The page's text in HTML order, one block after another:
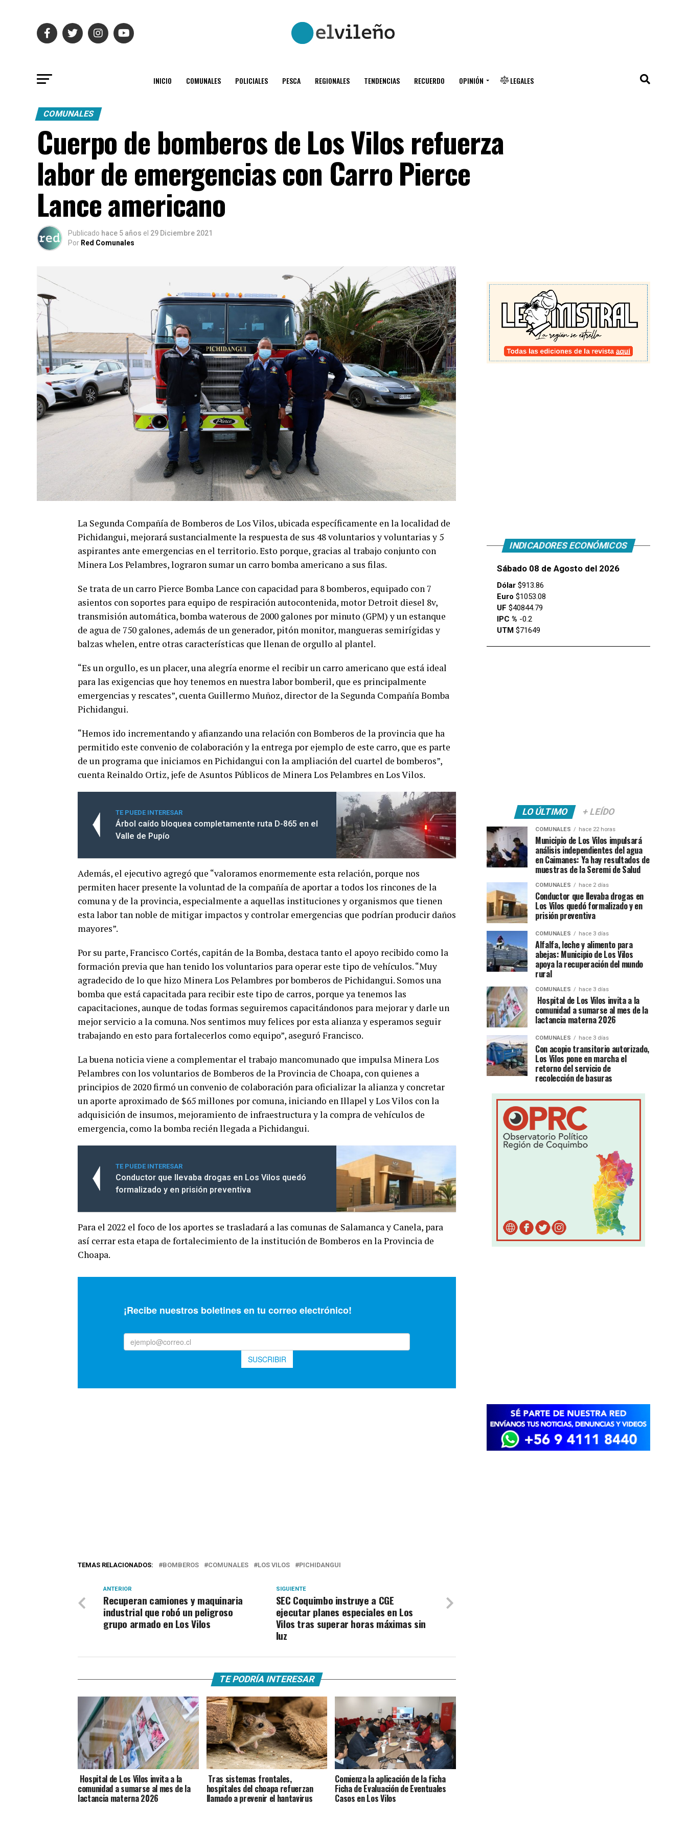
INICIO COMUNALES POLICIALES PESCA REGIONALES TENDENCIAS RECUERDO OPINIÓN LEGALES
COMUNALES
Cuerpo de bomberos de Los Vilos refuerza
labor de emergencias con Carro Pierce
Lance americano
Publicado hace 5 años el 29 Diciembre 2021
Por Red Comunales
La Segunda Compañía de Bomberos de Los Vilos, ubicada específicamente en la localidad de
Pichidangui, mejorará sustancialmente la respuesta de sus 48 voluntarios y voluntarias y 5
aspirantes ante emergencias en el territorio. Esto porque, gracias al trabajo conjunto con
Minera Los Pelambres, lograron sumar un carro bomba americano a sus filas.
Se trata de un carro Pierce Bomba Lance con capacidad para 8 bomberos, equipado con 7
asientos con soportes para equipo de respiración autocontenida, motor Detroit diesel 8v,
transmisión automática, bomba waterous de 2000 galones por minuto (GPM) y un estanque
de agua de 750 galones, además de un generador, pitón monitor, mangueras semirígidas y
balzas whelen, entre otras características que llenan de orgullo al plantel.
“Es un orgullo, es un placer, una alegría enorme el recibir un carro americano que está ideal
para las exigencias que hoy tenemos en nuestra labor bomberil, que es principalmente
emergencias y rescates”, cuenta Guillermo Muñoz, director de la Segunda Compañía Bomba
Pichidangui.
“Hemos ido incrementando y afianzando una relación con Bomberos de la provincia que ha
permitido este convenio de colaboración y la entrega por ejemplo de este carro, que es parte
de un programa que iniciamos en Pichidangui con la ampliación del cuartel de bomberos”,
cuenta Reinaldo Ortiz, jefe de Asuntos Públicos de Minera Los Pelambres en Los Vilos.
TE PUEDE INTERESAR
Árbol caído bloquea completamente ruta D-865 en el
Valle de Pupío
Además, el ejecutivo agregó que “valoramos enormemente esta relación, porque nos
permiten hacer presente la voluntad de la compañía de aportar a todos los rincones de la
comuna y de la provincia, especialmente a aquellas instituciones y organismos que tienen
esta labor tan noble de mitigar impactos y controlar emergencias que podrían producir daños
mayores”.
Por su parte, Francisco Cortés, capitán de la Bomba, destaca tanto el apoyo recibido como la
formación previa que han tenido los voluntarios para operar este tipo de vehículos. “Muy
agradecido de lo que hizo Minera Los Pelambres por bomberos de Pichidangui. Somos una
bomba que está capacitada para recibir este tipo de carros, porque ya tenemos las
capacitaciones, aunque de todas formas seguiremos capacitándonos para mejorar y darle un
mejor servicio a la comuna. Nos sentimos muy felices por esta alianza y esperamos seguir
trabajando en esto para fortalecerlos como equipo”, aseguró Francisco.
La buena noticia viene a complementar el trabajo mancomunado que impulsa Minera Los
Pelambres con los voluntarios de Bomberos de la Provincia de Choapa, con quienes a
principios de 2020 firmó un convenio de colaboración para oficializar la alianza y concretar
un aporte aproximado de $65 millones por comuna, iniciando en Illapel y Los Vilos con la
adquisición de insumos, mejoramiento de infraestructura y la compra de vehículos de
emergencia, como la bomba recién llegada a Pichidangui.
TE PUEDE INTERESAR
Conductor que llevaba drogas en Los Vilos quedó
formalizado y en prisión preventiva
Para el 2022 el foco de los aportes se trasladará a las comunas de Salamanca y Canela, para
así cerrar esta etapa de fortalecimiento de la institución de Bomberos en la Provincia de
Choapa.
TEMAS RELACIONADOS: BOMBEROS COMUNALES LOS VILOS PICHIDANGUI
SIGUIENTE
SEC Coquimbo instruye a CGE
ejecutar planes especiales en Los
Vilos tras superar horas máximas sin
luz
ANTERIOR
Recuperan camiones y maquinaria
industrial que robó un peligroso
grupo armado en Los Vilos
TE PODRÍA INTERESAR
Hospital de Los Vilos invita a la
comunidad a sumarse al mes de la
lactancia materna 2026
Tras sistemas frontales,
hospitales del choapa refuerzan
llamado a prevenir el hantavirus
Comienza la aplicación de la ficha
Ficha de Evaluación de Eventuales
Casos en Los Vilos
INDICADORES ECONÓMICOS
Sábado 08 de Agosto del 2026
Dólar $913.86
Euro $1053.08
UF $40844.79
IPC % -0.2
UTM $71649
LO ÚLTIMO + LEÍDO
COMUNALES hace 22 horas
Municipio de Los Vilos impulsará
análisis independientes del agua
en Caimanes: Ya hay resultados de
muestras de la Seremi de Salud
COMUNALES hace 2 días
Conductor que llevaba drogas en
Los Vilos quedó formalizado y en
prisión preventiva
COMUNALES hace 3 días
Alfalfa, leche y alimento para
abejas: Municipio de Los Vilos
apoya la recuperación del mundo
rural
COMUNALES hace 3 días
Hospital de Los Vilos invita a la
comunidad a sumarse al mes de la
lactancia materna 2026
COMUNALES hace 3 días
Con acopio transitorio autorizado,
Los Vilos pone en marcha el
retorno del servicio de
recolección de basuras